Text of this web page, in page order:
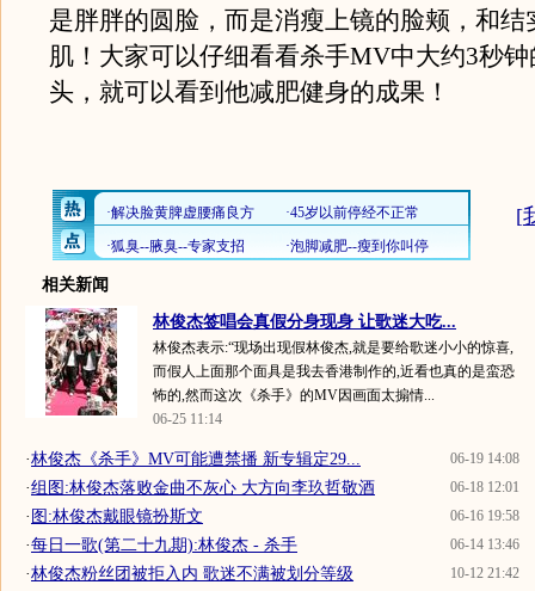
是胖胖的圆脸，而是消瘦上镜的脸颊，和结
肌！大家可以仔细看看杀手MV中大约3秒
头，就可以看到他减肥健身的成果！
[
相关新闻
林俊杰签唱会真假分身现身 让歌迷大吃...
林俊杰表示:“现场出现假林俊杰,就是要给歌迷小小的惊喜,
而假人上面那个面具是我去香港制作的,近看也真的是蛮恐
怖的,然而这次《杀手》的MV因画面太搧情...
06-25 11:14
06-19 14:08
·林俊杰《杀手》MV可能遭禁播 新专辑定29...
06-18 12:01
·组图:林俊杰落败金曲不灰心 大方向李玖哲敬酒
06-16 19:58
·图:林俊杰戴眼镜扮斯文
06-14 13:46
·每日一歌(第二十九期):林俊杰 - 杀手
10-12 21:42
·林俊杰粉丝团被拒入内 歌迷不满被划分等级